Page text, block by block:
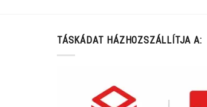
TÁSKÁDAT HÁZHOZSZÁLLÍTJA A: